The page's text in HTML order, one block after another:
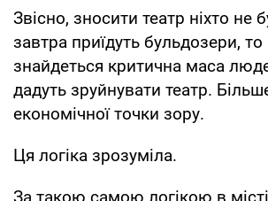
Звісно, зносити театр ніхто не
завтра приїдуть бульдозери, то
знайдеться критична маса
дадуть зруйнувати театр.
економічної точки зору.
Ця логіка зрозуміла.